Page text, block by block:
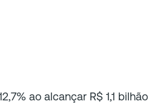
ao alcançar R$ 1,1 bilhão